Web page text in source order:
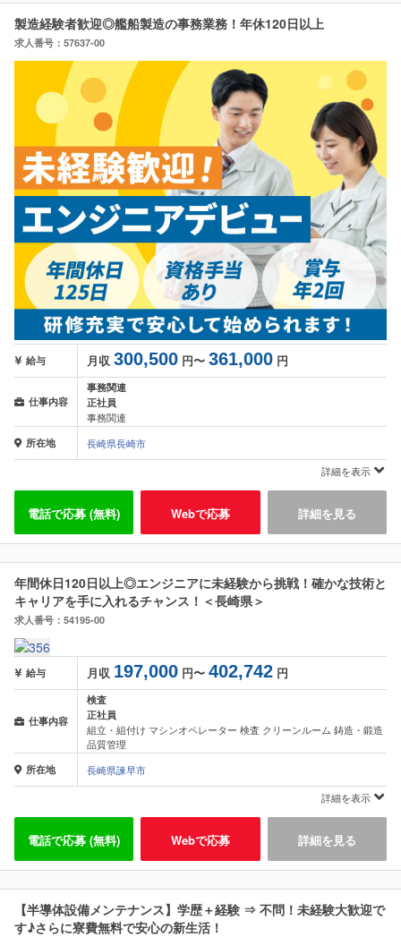
製造経験者歓迎◎艦船製造の事務業務！年休120日以上
求人番号：57637-00
給与 月収 300,500 円〜 361,000 円
仕事内容
事務関連
正社員
事務関連
所在地
長崎県長崎市
詳細を表示
電話で応募 (無料) Webで応募 詳細を見る
年間休日120日以上◎エンジニアに未経験から挑戦！確かな技術と
キャリアを手に入れるチャンス！＜長崎県＞
求人番号：54195-00
給与 月収 197,000 円〜 402,742 円
仕事内容
検査
正社員
組立・組付け マシンオペレーター 検査 クリーンルーム 鋳造・鍛造
品質管理
所在地
長崎県諫早市
詳細を表示
電話で応募 (無料) Webで応募 詳細を見る
【半導体設備メンテナンス】学歴＋経験 ⇒ 不問！未経験大歓迎で
す♪さらに寮費無料で安心の新生活！